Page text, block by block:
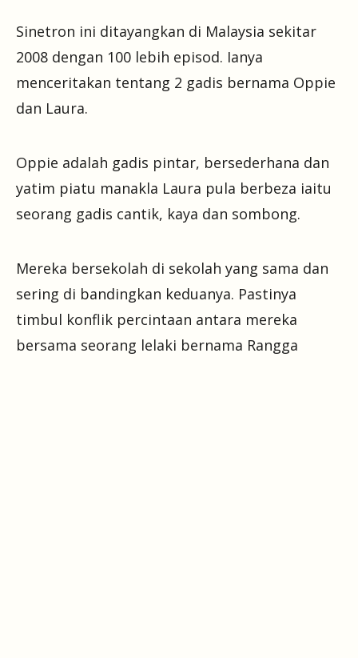
Sinetron ini ditayangkan di Malaysia sekitar
2008 dengan 100 lebih episod. Ianya
menceritakan tentang 2 gadis bernama Oppie
dan Laura.
Oppie adalah gadis pintar, bersederhana dan
yatim piatu manakla Laura pula berbeza iaitu
seorang gadis cantik, kaya dan sombong.
Mereka bersekolah di sekolah yang sama dan
sering di bandingkan keduanya. Pastinya
timbul konflik percintaan antara mereka
bersama seorang lelaki bernama Rangga